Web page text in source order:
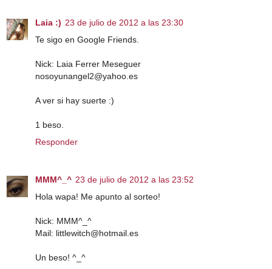
Laia :) 23 de julio de 2012 a las 23:30
Te sigo en Google Friends.
Nick: Laia Ferrer Meseguer
nosoyunangel2@yahoo.es
A ver si hay suerte :)
1 beso.
Responder
MMM^_^ 23 de julio de 2012 a las 23:52
Hola wapa! Me apunto al sorteo!
Nick: MMM^_^
Mail: littlewitch@hotmail.es
Un beso! ^_^